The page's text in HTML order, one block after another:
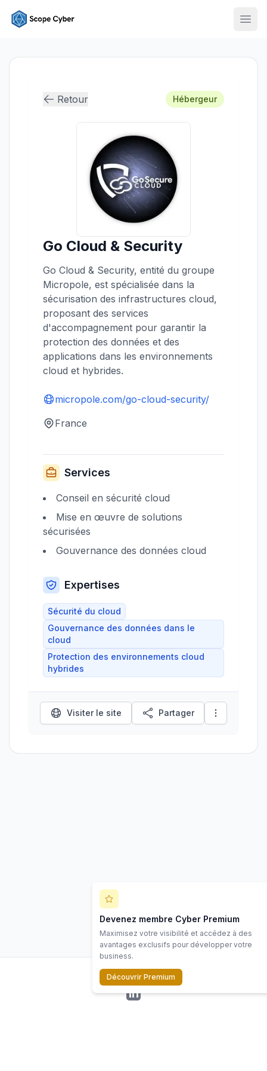
Retour Hébergeur
Go Cloud & Security
Go Cloud & Security, entité du groupe
Micropole, est spécialisée dans la
sécurisation des infrastructures cloud,
proposant des services
d'accompagnement pour garantir la
protection des données et des
applications dans les environnements
cloud et hybrides.
micropole.com/go-cloud-security/
France
Services
Conseil en sécurité cloud
Mise en œuvre de solutions
sécurisées
Gouvernance des données cloud
Expertises
Sécurité du cloud
Gouvernance des données dans le
cloud
Protection des environnements cloud
hybrides
Visiter le site Partager
LinkedIn
Devenez membre Cyber Premium
Maximisez votre visibilité et accédez à des
avantages exclusifs pour développer votre
business.
Découvrir Premium